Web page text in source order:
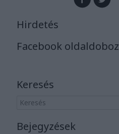
Hirdetés
Facebook oldaldoboz
Keresés
Bejegyzések